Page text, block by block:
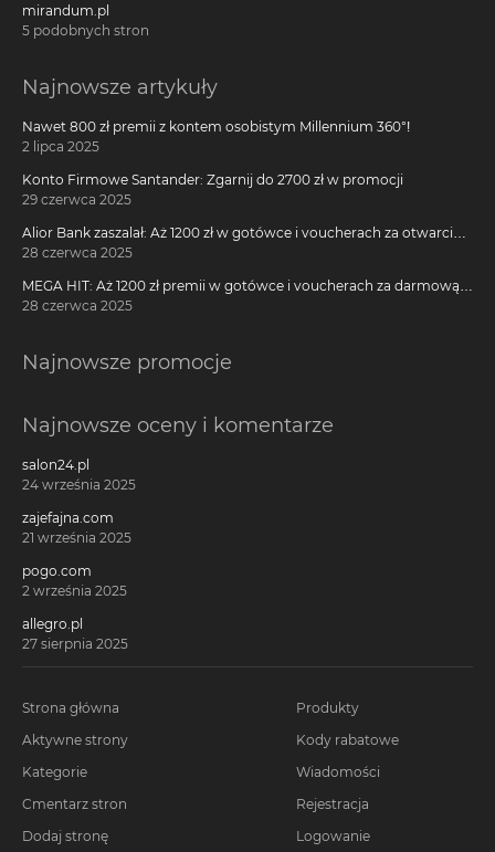
mirandum.pl
5 podobnych stron
Najnowsze artykuły
Nawet 800 zł premii z kontem osobistym Millennium 360°!
2 lipca 2025
Konto Firmowe Santander: Zgarnij do 2700 zł w promocji
29 czerwca 2025
Alior Bank zaszalał: Aż 1200 zł w gotówce i voucherach za otwarcie
darmowego konta!
28 czerwca 2025
MEGA HIT: Aż 1200 zł premii w gotówce i voucherach za darmową
kartę kredytową Citi Simplicity
28 czerwca 2025
Najnowsze promocje
Najnowsze oceny i komentarze
salon24.pl
24 września 2025
zajefajna.com
21 września 2025
pogo.com
2 września 2025
allegro.pl
27 sierpnia 2025
Strona główna
Aktywne strony
Kategorie
Cmentarz stron
Dodaj stronę
Produkty
Kody rabatowe
Wiadomości
Rejestracja
Logowanie